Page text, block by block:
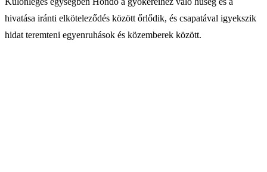
hivatása iránti elköteleződés között őrlődik, és csapatával igyekszik
hidat teremteni egyenruhások és közemberek között.